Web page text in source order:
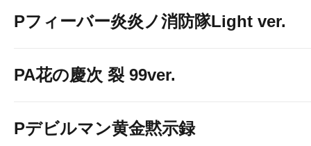
Pフィーバー炎炎ノ消防隊Light ver.
PA花の慶次 裂 99ver.
Pデビルマン黄金黙示録